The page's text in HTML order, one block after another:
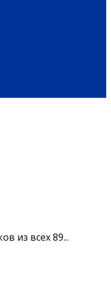
из всех 89...